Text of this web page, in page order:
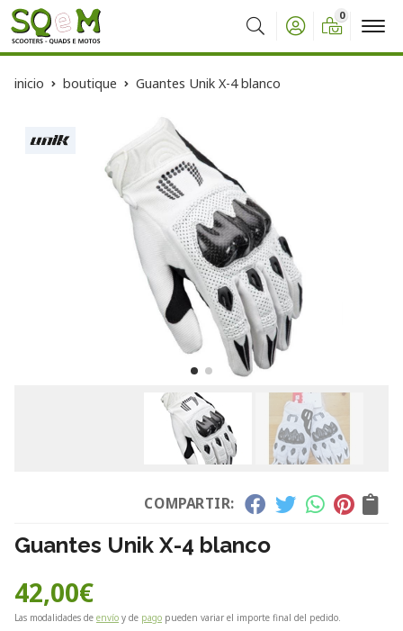
Buscar
0
inicio boutique Guantes Unik X-4 blanco
COMPARTIR:
Guantes Unik X-4 blanco
42,00€
Las modalidades de envío y de pago pueden variar el importe final del pedido.